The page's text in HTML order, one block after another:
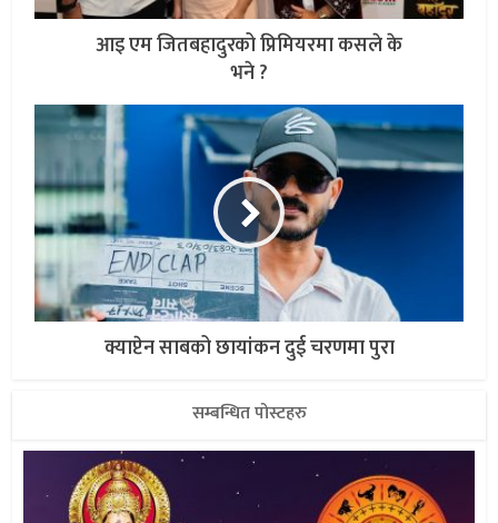
आइ एम जितबहादुरको प्रिमियरमा कसले के
भने ?
क्याप्टेन साबको छायांकन दुई चरणमा पुरा
सम्बन्धित पोस्टहरु